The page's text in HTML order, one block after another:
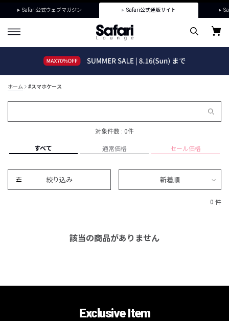
Safari公式ウェブマガジン Safari公式通販サイト
ホーム #スマホケース
対象件数 : 0件
すべて 通常価格 セール価格
絞り込み 新着順
0 件
該当の商品がありません
Exclusive Item